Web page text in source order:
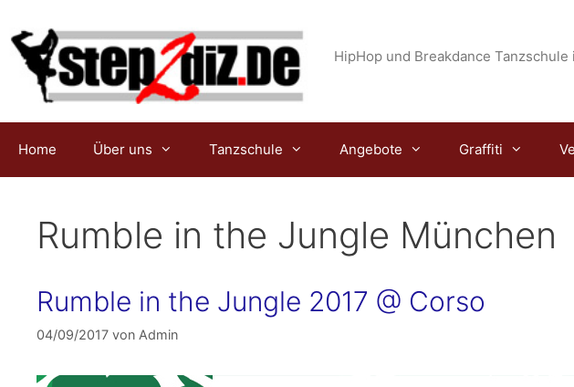
Inhalt
springen
HipHop und Breakdance Tanzschule
Home Über uns Tanzschule Angebote Graffiti
Rumble in the Jungle München
Rumble in the Jungle 2017 @ Corso
04/09/2017 von Admin